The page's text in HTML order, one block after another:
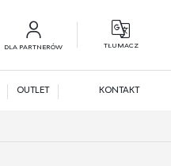
DLA PARTNERÓW TŁUMACZ
OUTLET KONTAKT